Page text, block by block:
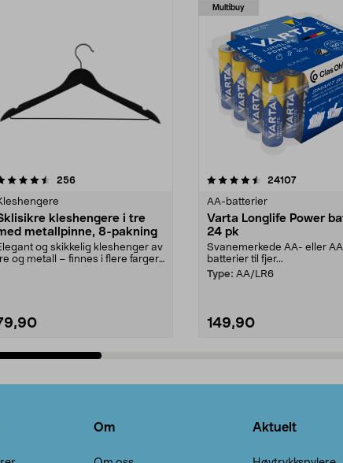
256anmeldelser
kleshengere i tre
metallpinne, 8-pakning
og skikkelig kleshenger av
og metall – finnes i flere farger.
Multibuy
4.5av 5 stjerner 24107
AA-batterier
Varta Longlife Power
24 pk
Svanemerkede AA- eller
batterier til fjer...
Type: AA/LR6
149,90
4.5av 5 stjerner
Om Aktuelt